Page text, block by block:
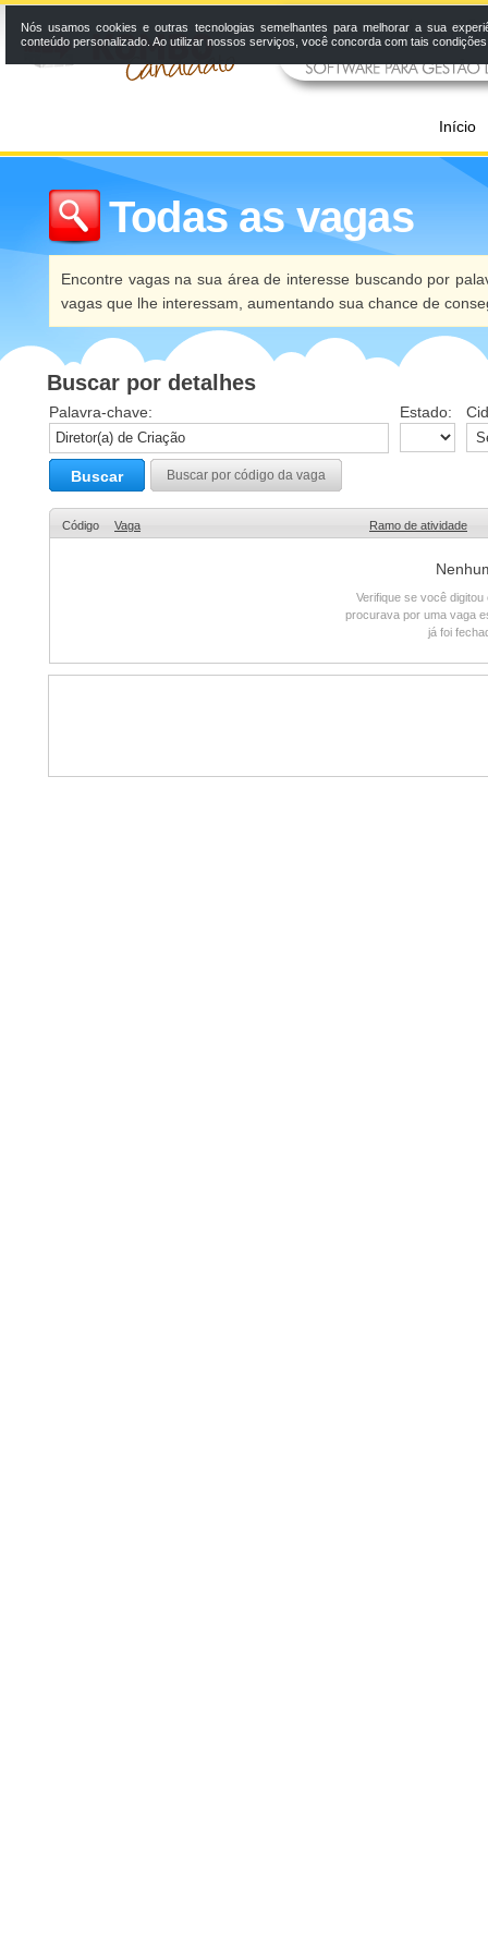
Início
Todas as vagas
Encontre vagas na sua área de interesse buscando por
vagas que lhe interessam, aumentando sua chance de
Buscar por detalhes
Palavra-chave: Estado:
Buscar Buscar por código da vaga
Código Vaga Ramo de atividade
Verifique se você
procurava por uma vaga
já foi
Nós usamos cookies e outras tecnologias semelhantes para melhorar a sua
conteúdo personalizado. Ao utilizar nossos serviços, você concorda com tais